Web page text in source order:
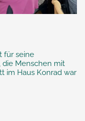
für seine
die Menschen mit
im Haus Konrad war